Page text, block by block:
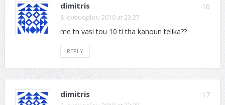
16
dimitris
8 Ιανουαρίου 2010 at 23:27
me tn vasi tou 10 ti tha kanoun telika??
REPLY
17
dimitris